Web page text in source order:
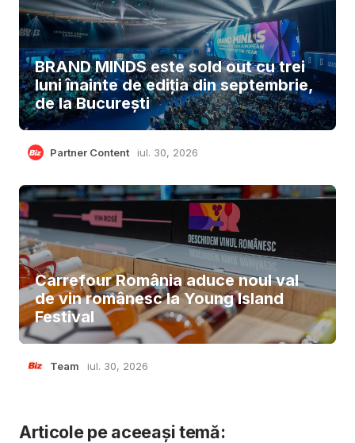
BRAND MINDS este sold out cu trei
luni înainte de ediția din septembrie,
de la București
Partner Content iul. 30, 2026
Carrefour România aduce noul val
de vin românesc la Young Island
Festival
Team iul. 30, 2026
Articole pe aceeași temă: